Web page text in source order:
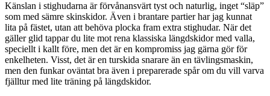
Känslan i stighudarna är förvånansvärt tyst och naturlig, inget “släp”
som med sämre skinskidor. Även i brantare partier har jag kunnat
lita på fästet, utan att behöva plocka fram extra stighudar. När det
gäller glid tappar du lite mot rena klassiska längdskidor med valla,
speciellt i kallt före, men det är en kompromiss jag gärna gör för
enkelheten. Visst, det är en turskida snarare än en tävlingsmaskin,
men den funkar oväntat bra även i preparerade spår om du vill varva
fjälltur med lite träning på längdskidor.